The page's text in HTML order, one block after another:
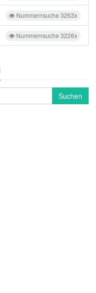
Nummernsuche 3263x
Nummernsuche 3226x
Suchen